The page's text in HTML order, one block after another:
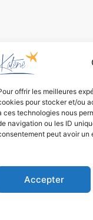
offrir les meilleures
pour stocker et/ou
ces technologies nous
navigation ou les ID
peut avoir
Accepter